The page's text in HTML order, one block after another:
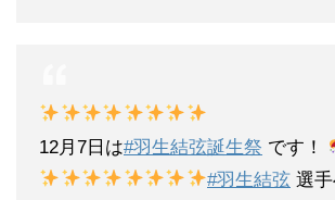
12月7日は#羽生結弦誕生祭 です！
#羽生結弦 選